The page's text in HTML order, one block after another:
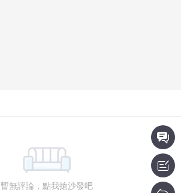
暫無評論，點我搶沙發吧